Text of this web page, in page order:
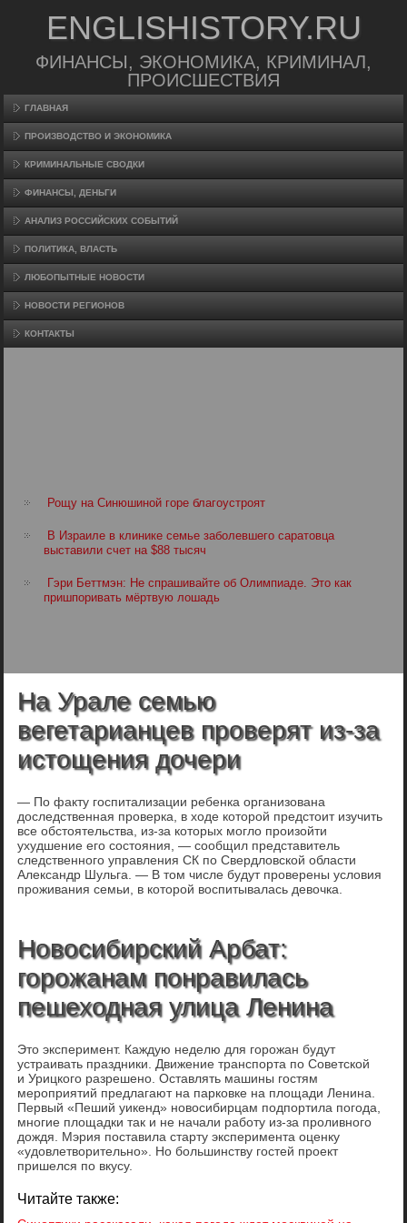
ENGLISHISTORY.RU
ФИНАНСЫ, ЭКОНОМИКА, КРИМИНАЛ,
ПРОИСШЕСТВИЯ
ГЛАВНАЯ
ПРОИЗВΟДСТВО И ЭКОНОМИКА
КРИМИНАЛЬНЫЕ СВОДКИ
ФИНАНСЫ, ДЕНЬГИ
АНАЛИЗ РОССИЙСКИХ СОБЫТИЙ
ПОЛИТИКА, ВЛАСТЬ
ЛЮБОПЫТНЫЕ НОВОСТИ
НОВОСТИ РЕГИОНОВ
КОНТАКТЫ
Рощу на Синюшиной горе благоустроят
В Израиле в клинике семье заболевшего саратовца
выставили счет на $88 тысяч
Гэри Беттмэн: Не спрашивайте об Олимпиаде. Это как
пришпоривать мёртвую лошадь
На Урале семью
вегетарианцев проверят из-за
истощения дочери
— По факту госпитализации ребенка организована
доследственная проверка, в ходе которой предстоит изучить
все обстоятельства, из-за которых могло произойти
ухудшение его состояния, — сообщил представитель
следственного управления СК по Свердловской области
Александр Шульга. — В том числе будут проверены условия
проживания семьи, в которой воспитывалась девочка.
Новосибирский Арбат:
горожанам понравилась
пешеходная улица Ленина
Это эксперимент. Каждую неделю для горожан будут
устраивать праздники. Движение транспорта по Советской
и Урицкого разрешено. Оставлять машины гостям
мероприятий предлагают на парковке на площади Ленина.
Первый «Пеший уикенд» новосибирцам подпортила погода,
многие площадки так и не начали работу из-за проливного
дождя. Мэрия поставила старту эксперимента оценку
«удовлетворительно». Но большинству гостей проект
пришелся по вкусу.
Читайте также: